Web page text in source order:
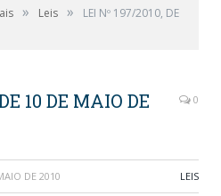
» Leis »
LEI Nº 197/2010, DE
10 DE MAIO DE
0
DE 2010 LEIS